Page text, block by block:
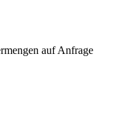
auf Anfrage